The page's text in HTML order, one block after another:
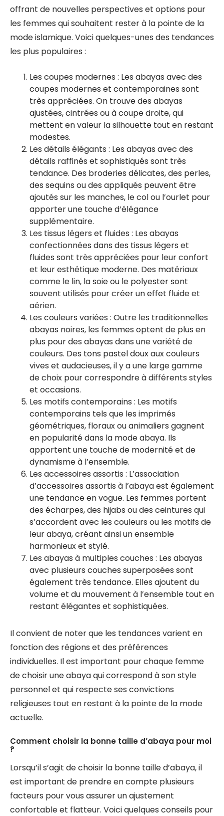
offrant de nouvelles perspectives et options pour
les femmes qui souhaitent rester à la pointe de la
mode islamique. Voici quelques-unes des tendances
les plus populaires :
Les coupes modernes : Les abayas avec des
coupes modernes et contemporaines sont
très appréciées. On trouve des abayas
ajustées, cintrées ou à coupe droite, qui
mettent en valeur la silhouette tout en restant
modestes.
Les détails élégants : Les abayas avec des
détails raffinés et sophistiqués sont très
tendance. Des broderies délicates, des perles,
des sequins ou des appliqués peuvent être
ajoutés sur les manches, le col ou l’ourlet pour
apporter une touche d’élégance
supplémentaire.
Les tissus légers et fluides : Les abayas
confectionnées dans des tissus légers et
fluides sont très appréciées pour leur confort
et leur esthétique moderne. Des matériaux
comme le lin, la soie ou le polyester sont
souvent utilisés pour créer un effet fluide et
aérien.
Les couleurs variées : Outre les traditionnelles
abayas noires, les femmes optent de plus en
plus pour des abayas dans une variété de
couleurs. Des tons pastel doux aux couleurs
vives et audacieuses, il y a une large gamme
de choix pour correspondre à différents styles
et occasions.
Les motifs contemporains : Les motifs
contemporains tels que les imprimés
géométriques, floraux ou animaliers gagnent
en popularité dans la mode abaya. Ils
apportent une touche de modernité et de
dynamisme à l’ensemble.
Les accessoires assortis : L’association
d’accessoires assortis à l’abaya est également
une tendance en vogue. Les femmes portent
des écharpes, des hijabs ou des ceintures qui
s’accordent avec les couleurs ou les motifs de
leur abaya, créant ainsi un ensemble
harmonieux et stylé.
Les abayas à multiples couches : Les abayas
avec plusieurs couches superposées sont
également très tendance. Elles ajoutent du
volume et du mouvement à l’ensemble tout en
restant élégantes et sophistiquées.
Il convient de noter que les tendances varient en
fonction des régions et des préférences
individuelles. Il est important pour chaque femme
de choisir une abaya qui correspond à son style
personnel et qui respecte ses convictions
religieuses tout en restant à la pointe de la mode
actuelle.
Comment choisir la bonne taille d’abaya pour moi
?
Lorsqu’il s’agit de choisir la bonne taille d’abaya, il
est important de prendre en compte plusieurs
facteurs pour vous assurer un ajustement
confortable et flatteur. Voici quelques conseils pour